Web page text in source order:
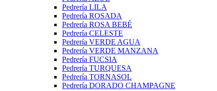
Pedrería LILA
Pedrería ROSADA
Pedrería ROSA BEBÉ
Pedrería CELESTE
Pedrería VERDE AGUA
Pedrería VERDE MANZANA
Pedrería FUCSIA
Pedrería TURQUESA
Pedrería TORNASOL
Pedrería DORADO CHAMPAGNE